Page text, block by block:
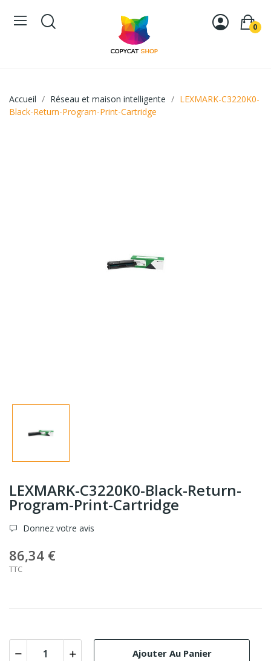
0
Accueil Réseau et maison intelligente
LEXMARK-C3220K0-
Black-Return-Program-Print-Cartridge
LEXMARK-C3220K0-Black-Return-
Program-Print-Cartridge
Donnez votre avis
86,34 €
TTC
Ajouter Au Panier